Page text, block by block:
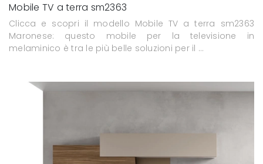
Mobile TV a terra sm2363
Clicca e scopri il modello Mobile TV a terra sm2363
Maronese: questo mobile per la televisione in
melaminico è tra le più belle soluzioni per il ...